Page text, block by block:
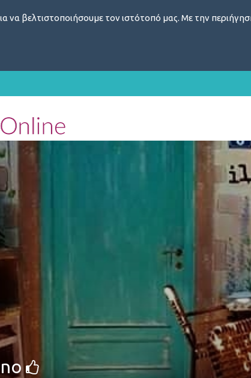
να βελτιστοποιήσουμε τον ιστότοπό μας. Με την